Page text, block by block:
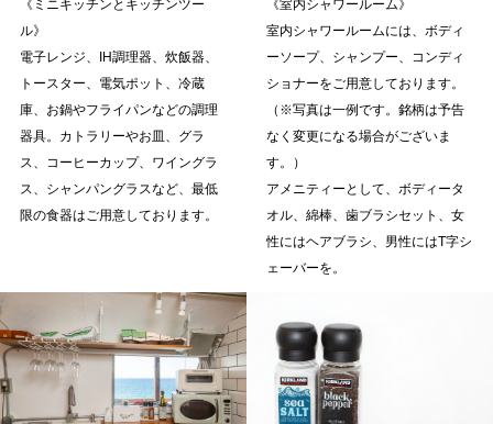
《ミニキッチンとキッチンツー
ル》
電子レンジ、IH調理器、炊飯器、
トースター、電気ポット、冷蔵
庫、お鍋やフライパンなどの調理
器具。カトラリーやお皿、グラ
ス、コーヒーカップ、ワイングラ
ス、シャンパングラスなど、最低
限の食器はご用意しております。
《室内シャワールーム》
室内シャワールームには、ボディ
ーソープ、シャンプー、コンディ
ショナーをご用意しております。
（※写真は一例です。銘柄は予告
なく変更になる場合がございま
す。）
アメニティーとして、ボディータ
オル、綿棒、歯ブラシセット、女
性にはヘアブラシ、男性にはT字シ
ェーバーを。